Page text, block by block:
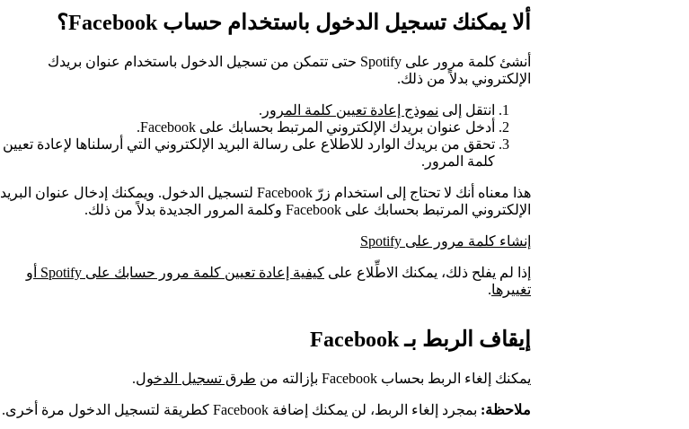
ألا يمكنك تسجيل الدخول باستخدام حساب Facebook؟
أنشئ كلمة مرور على Spotify حتى تتمكن من تسجيل الدخول باستخدام عنوان بريدك
الإلكتروني بدلاً من ذلك.
انتقل إلى نموذج إعادة تعيين كلمة المرور .
أدخل عنوان بريدك الإلكتروني المرتبط بحسابك على Facebook.
تحقق من بريدك الوارد للاطلاع على رسالة البريد الإلكتروني التي أرسلناها لإعادة تعيين
كلمة المرور.
هذا معناه أنك لا تحتاج إلى استخدام زرّ Facebook لتسجيل الدخول. ويمكنك إدخال عنوان البريد
الإلكتروني المرتبط بحسابك على Facebook وكلمة المرور الجديدة بدلاً من ذلك.
إنشاء كلمة مرور على Spotify
إذا لم يفلح ذلك، يمكنك الاطِّلاع على
كيفية إعادة تعيين كلمة مرور حسابك على Spotify أو
تغييرها.
إيقاف الربط بـ Facebook
يمكنك إلغاء الربط بحساب Facebook بإزالته من طرق تسجيل الدخول.
ملاحظة: بمجرد إلغاء الربط، لن يمكنك إضافة Facebook كطريقة لتسجيل الدخول مرة أخرى.